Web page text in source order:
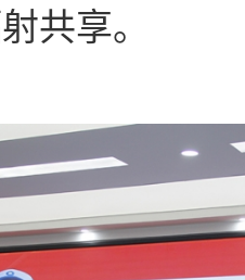
共享。